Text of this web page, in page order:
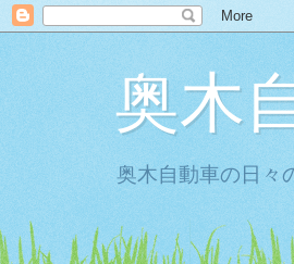
奥木
奥木自動車の日々